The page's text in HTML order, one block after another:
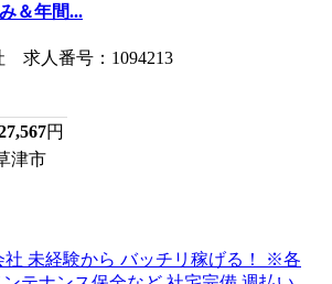
＆年間...
求人番号：1094213
円
津市